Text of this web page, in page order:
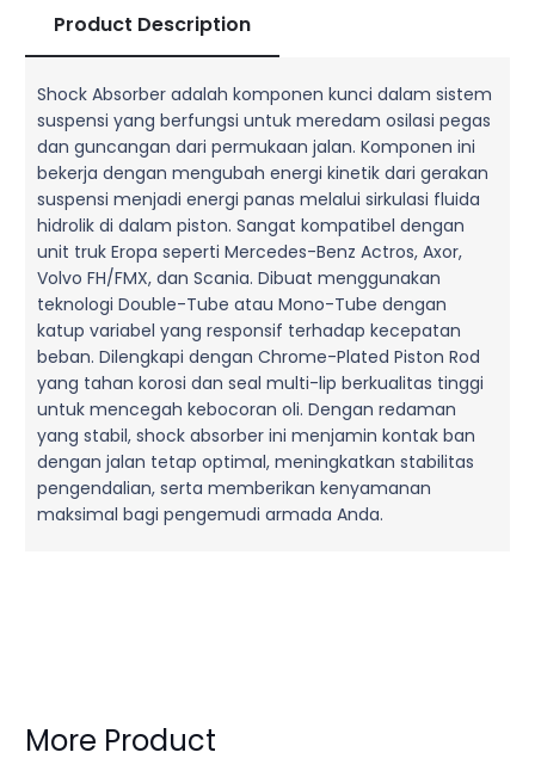
Product Description
Shock Absorber adalah komponen kunci dalam sistem
suspensi yang berfungsi untuk meredam osilasi pegas
dan guncangan dari permukaan jalan. Komponen ini
bekerja dengan mengubah energi kinetik dari gerakan
suspensi menjadi energi panas melalui sirkulasi fluida
hidrolik di dalam piston. Sangat kompatibel dengan
unit truk Eropa seperti Mercedes-Benz Actros, Axor,
Volvo FH/FMX, dan Scania. Dibuat menggunakan
teknologi Double-Tube atau Mono-Tube dengan
katup variabel yang responsif terhadap kecepatan
beban. Dilengkapi dengan Chrome-Plated Piston Rod
yang tahan korosi dan seal multi-lip berkualitas tinggi
untuk mencegah kebocoran oli. Dengan redaman
yang stabil, shock absorber ini menjamin kontak ban
dengan jalan tetap optimal, meningkatkan stabilitas
pengendalian, serta memberikan kenyamanan
maksimal bagi pengemudi armada Anda.
More Product